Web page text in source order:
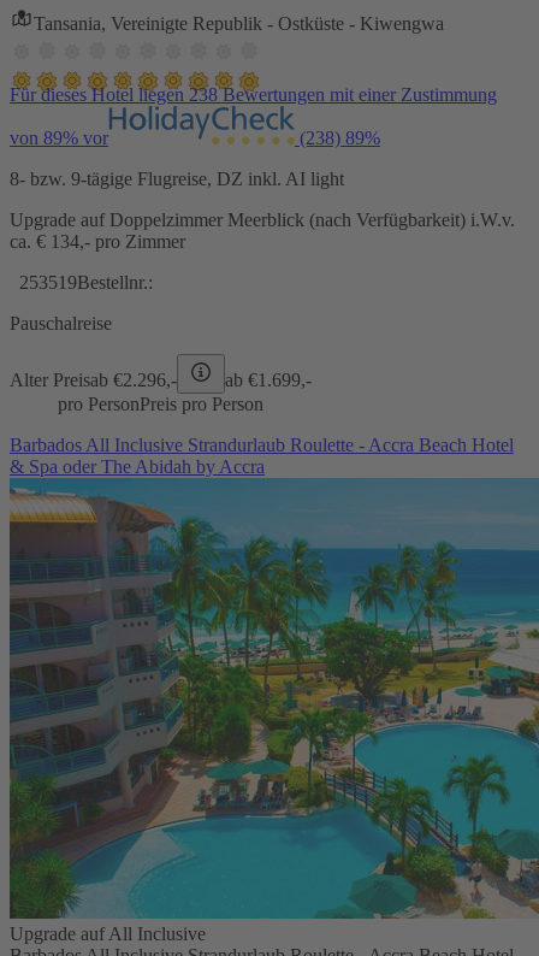
Tansania, Vereinigte Republik - Ostküste - Kiwengwa
Für dieses Hotel liegen 238 Bewertungen mit einer Zustimmung
von 89% vor (238) 89%
8- bzw. 9-tägige Flugreise, DZ inkl. AI light
Upgrade auf Doppelzimmer Meerblick (nach Verfügbarkeit) i.W.v.
ca. € 134,- pro Zimmer
253519Bestellnr.:
Pauschalreise
Alter Preisab €2.296,- ab €1.699,-
pro PersonPreis pro Person
Barbados All Inclusive Strandurlaub Roulette - Accra Beach Hotel
& Spa oder The Abidah by Accra
Upgrade auf All Inclusive